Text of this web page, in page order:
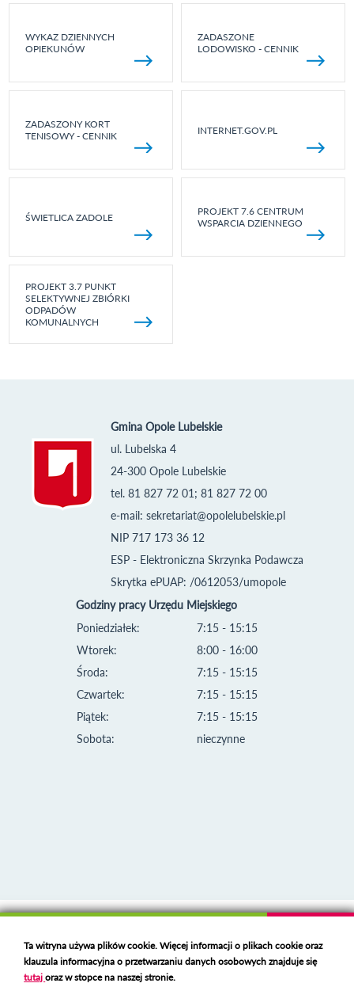
WYKAZ DZIENNYCH
OPIEKUNÓW
ZADASZONE
LODOWISKO - CENNIK
ZADASZONY KORT
TENISOWY - CENNIK
INTERNET.GOV.PL
ŚWIETLICA ZADOLE
PROJEKT 7.6 CENTRUM
WSPARCIA DZIENNEGO
PROJEKT 3.7 PUNKT
SELEKTYWNEJ ZBIÓRKI
ODPADÓW
KOMUNALNYCH
Gmina Opole Lubelskie
ul. Lubelska 4
24-300 Opole Lubelskie
tel. 81 827 72 01; 81 827 72 00
e-mail: sekretariat@opolelubelskie.pl
NIP 717 173 36 12
ESP - Elektroniczna Skrzynka Podawcza
Skrytka ePUAP: /0612053/umopole
Godziny pracy Urzędu Miejskiego
Poniedziałek:
Wtorek:
Środa:
Czwartek:
Piątek:
Sobota:
7:15 - 15:15
8:00 - 16:00
7:15 - 15:15
7:15 - 15:15
7:15 - 15:15
nieczynne
Deklaracja dostępności
Polski serwer RBL
https://polspam.pl/
Ta witryna używa plików cookie. Więcej informacji o plikach cookie oraz
klauzula informacyjna o przetwarzaniu danych osobowych znajduje się
tutajoraz w stopce na naszej stronie.